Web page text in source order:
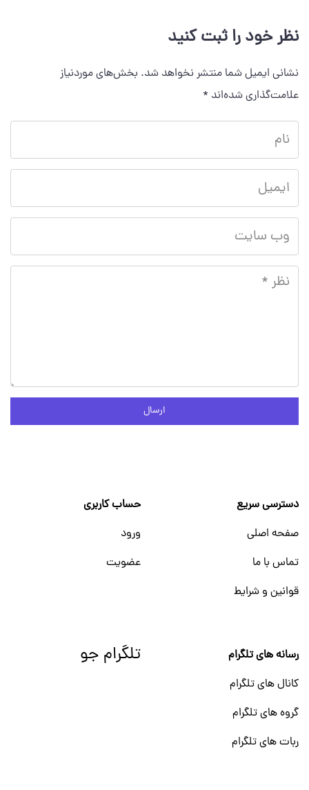
نظر خود را ثبت کنید
نشانی ایمیل شما منتشر نخواهد شد. بخش‌های موردنیاز
علامت‌گذاری شده‌اند *
ارسال
دسترسی سریع
صفحه اصلی
تماس با ما
قوانین و شرایط
حساب کاربری
ورود
عضویت
رسانه های تلگرام
کانال های تلگرام
گروه های تلگرام
ربات های تلگرام
تلگرام جو